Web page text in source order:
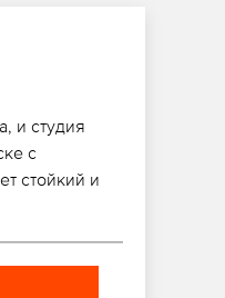
и студия
с
стойкий и